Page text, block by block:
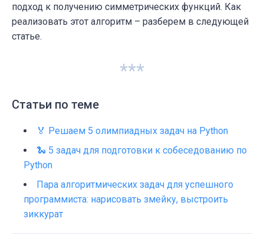
подход к получению симметрических функций. Как
реализовать этот алгоритм – разберем в следующей
статье.
***
Статьи по теме
🏅 Решаем 5 олимпиадных задач на Python
🐍 5 задач для подготовки к собеседованию по
Python
Пара алгоритмических задач для успешного
программиста: нарисовать змейку, выстроить
зиккурат